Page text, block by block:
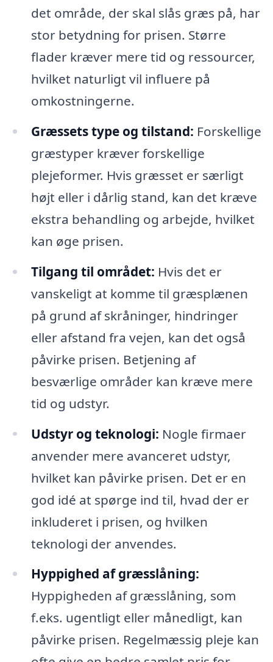
det område, der skal slås græs på, har
stor betydning for prisen. Større
flader kræver mere tid og ressourcer,
hvilket naturligt vil influere på
omkostningerne.
Græssets type og tilstand: Forskellige
græstyper kræver forskellige
plejeformer. Hvis græsset er særligt
højt eller i dårlig stand, kan det kræve
ekstra behandling og arbejde, hvilket
kan øge prisen.
Tilgang til området: Hvis det er
vanskeligt at komme til græsplænen
på grund af skråninger, hindringer
eller afstand fra vejen, kan det også
påvirke prisen. Betjening af
besværlige områder kan kræve mere
tid og udstyr.
Udstyr og teknologi: Nogle firmaer
anvender mere avanceret udstyr,
hvilket kan påvirke prisen. Det er en
god idé at spørge ind til, hvad der er
inkluderet i prisen, og hvilken
teknologi der anvendes.
Hyppighed af græsslåning:
Hyppigheden af græsslåning, som
f.eks. ugentligt eller månedligt, kan
påvirke prisen. Regelmæssig pleje kan